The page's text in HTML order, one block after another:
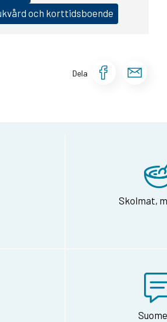
och korttidsboende
Dela Dela
Skolmat,